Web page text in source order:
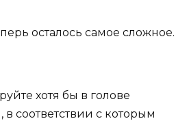
осталось самое сложное.
хотя бы в голове
соответствии с которым